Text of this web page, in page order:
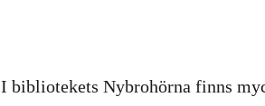
I bibliotekets Nybrohörna finns